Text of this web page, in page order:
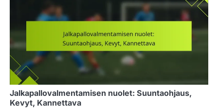
Jalkapallovalmentamisen nuolet: Suuntaohjaus,
Kevyt, Kannettava